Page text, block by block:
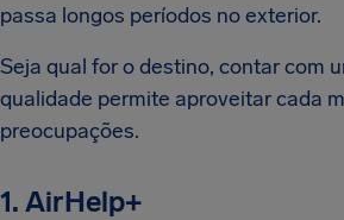
passa longos períodos no exterior.
Seja qual for o destino, contar com
qualidade permite aproveitar cada
preocupações.
1. AirHelp+